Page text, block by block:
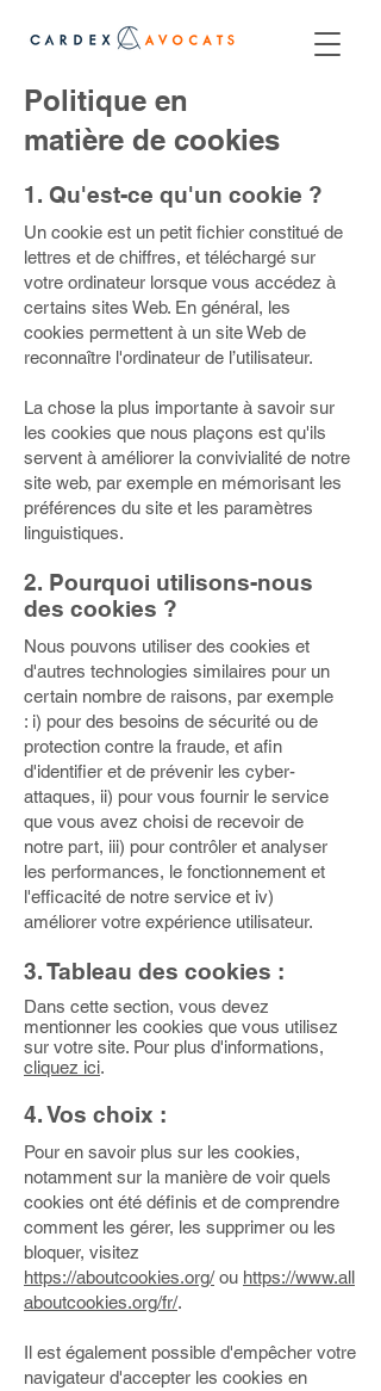
Politique en
matière de cookies
1. Qu'est-ce qu'un cookie ?
Un cookie est un petit fichier constitué de
lettres et de chiffres, et téléchargé sur
votre ordinateur lorsque vous accédez à
certains sites Web. En général, les
cookies permettent à un site Web de
reconnaître l'ordinateur de l’utilisateur.
La chose la plus importante à savoir sur
les cookies que nous plaçons est qu'ils
servent à améliorer la convivialité de notre
site web, par exemple en mémorisant les
préférences du site et les paramètres
linguistiques.
2. Pourquoi utilisons-nous
des cookies ?
Nous pouvons utiliser des cookies et
d'autres technologies similaires pour un
certain nombre de raisons, par exemple
: i) pour des besoins de sécurité ou de
protection contre la fraude, et afin
d'identifier et de prévenir les cyber-
attaques, ii) pour vous fournir le service
que vous avez choisi de recevoir de
notre part, iii) pour contrôler et analyser
les performances, le fonctionnement et
l'efficacité de notre service et iv)
améliorer votre expérience utilisateur.
3. Tableau des cookies :
Dans cette section, vous devez
mentionner les cookies que vous utilisez
sur votre site. Pour plus d'informations,
cliquez ici.
4. Vos choix :
Pour en savoir plus sur les cookies,
notamment sur la manière de voir quels
cookies ont été définis et de comprendre
comment les gérer, les supprimer ou les
bloquer, visitez
https://aboutcookies.org/ ou https://www.all
aboutcookies.org/fr/.
Il est également possible d'empêcher votre
navigateur d'accepter les cookies en